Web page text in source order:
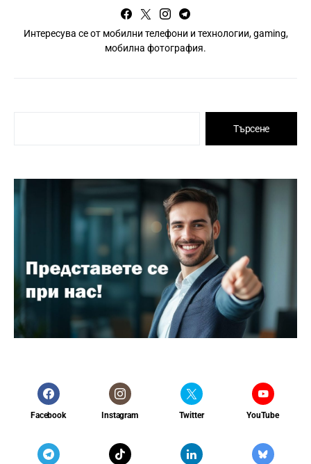
Интересува се от мобилни телефони и технологии, gaming,
мобилна фотография.
Търсене
Facebook Instagram Twitter YouTube